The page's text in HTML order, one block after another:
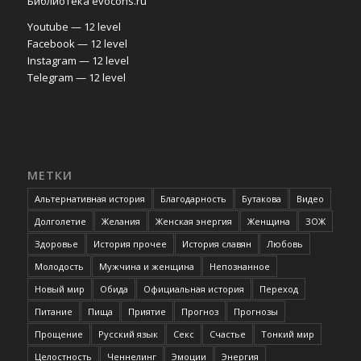
Youtube — 12 level
Facebook — 12 level
Instagram — 12 level
Telegram — 12 level
МЕТКИ
Альтернативная история Благодарность Бутакова
Видео
Долголетие
Желания Женская энергия Женщина
ЗОЖ
Здоровье
История прочее История славян
Любовь
Молодость
Мужчина и женщина
Непознанное
Новый мир
Обида Официальная история
Переход
Питание
Пища Приятие Прогноз
Прогнозы
Прощение
Русский язык Секс Счастье
Тонкий мир
Целостность
Ченнелинг Эмоции Энергия